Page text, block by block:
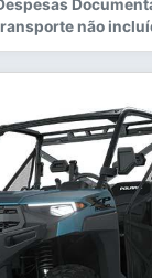
não